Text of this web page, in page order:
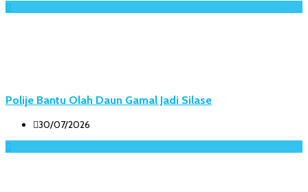
Polije Bantu Olah Daun Gamal Jadi Silase
30/07/2026